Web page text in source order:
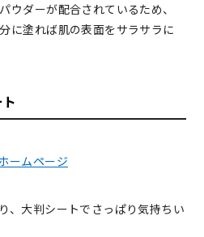
ウダーが配合されているため、
に塗れば肌の表面をサラサラに
ームページ
、大判シートでさっぱり気持ちい